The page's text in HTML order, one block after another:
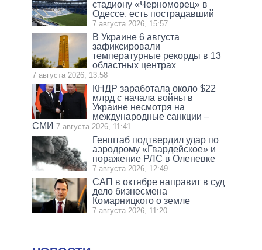
стадиону «Черноморец» в
Одессе, есть пострадавший
7 августа 2026, 15:57
В Украине 6 августа
зафиксировали
температурные рекорды в 13
областных центрах
7 августа 2026, 13:58
КНДР заработала около $22
млрд с начала войны в
Украине несмотря на
международные санкции –
СМИ 7 августа 2026, 11:41
Генштаб подтвердил удар по
аэродрому «Гвардейское» и
поражение РЛС в Оленевке
7 августа 2026, 12:49
САП в октябре направит в суд
дело бизнесмена
Комарницкого о земле
7 августа 2026, 11:20